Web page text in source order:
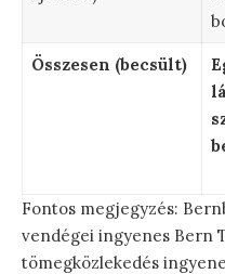
Összesen (becsült)
Fontos megjegyzés:
vendégei ingyenes Bern
tömegközlekedés